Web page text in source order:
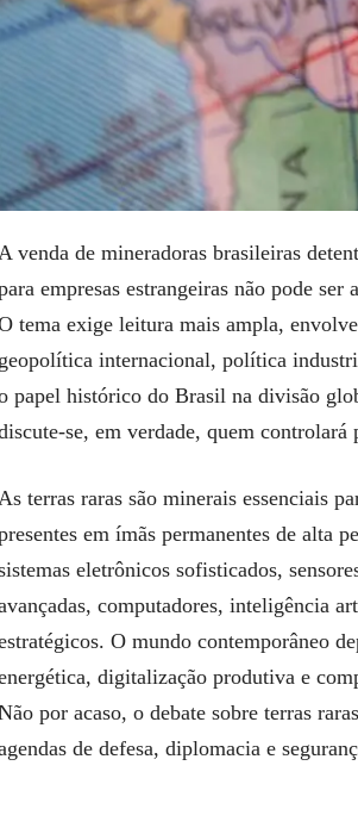
A venda de mineradoras brasileiras
empresas estrangeiras não pode
tema exige leitura mais ampla,
geopolítica internacional, política
papel histórico do Brasil na divisão
se, em verdade, quem
As terras raras são minerais essenciais
em ímãs permanentes de alta
eletrônicos sofisticados,
computadores, inteligência
O mundo contemporâneo
digitalização produtiva e
por acaso, o debate sobre terras
de defesa, diplomacia e